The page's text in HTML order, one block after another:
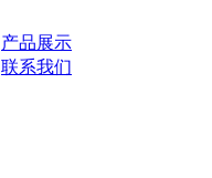
产品展示
联系我们